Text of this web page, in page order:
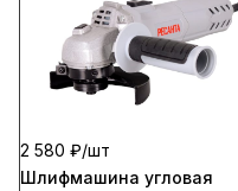
2 580 ₽/шт
Шлифмашина угловая